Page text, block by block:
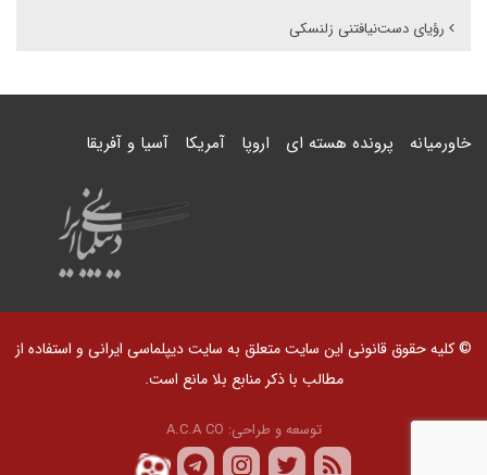
رؤیای دست‌نیافتنی زلنسکی
خاورمیانه پرونده هسته ای اروپا آمریکا آسیا و آفریقا
© کلیه حقوق قانونی این سایت متعلق به سایت دیپلماسی ایرانی و استفاده از
مطالب با ذکر منابع بلا مانع است.
توسعه و طراحی: A.C.A CO